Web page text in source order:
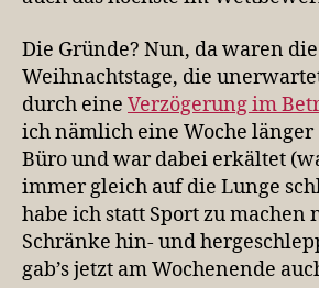
Die Gründe? Nun, da waren die
Weihnachtstage, die
durch eine Verzögerung im
ich nämlich eine Woche
Büro und war dabei erkältet
immer gleich auf die Lunge
habe ich statt Sport zu machen
Schränke hin- und
gab’s jetzt am Wochenende